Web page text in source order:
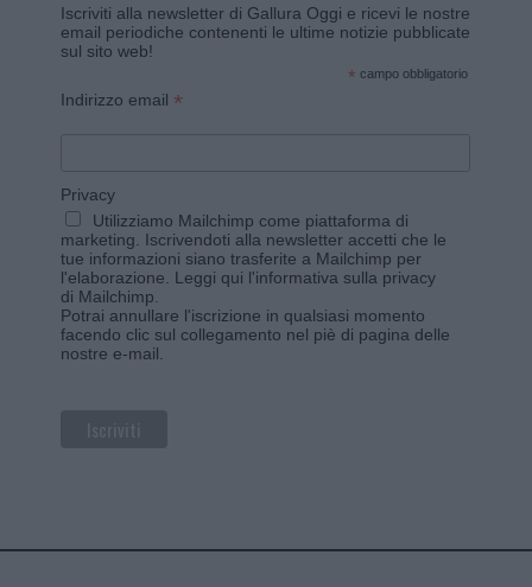
Iscriviti alla newsletter di Gallura Oggi e ricevi le nostre
email periodiche contenenti le ultime notizie pubblicate
sul sito web!
* campo obbligatorio
Indirizzo email *
Privacy
Utilizziamo Mailchimp come piattaforma di
marketing. Iscrivendoti alla newsletter accetti che le
tue informazioni siano trasferite a Mailchimp per
l'elaborazione. Leggi qui l'informativa sulla privacy
di Mailchimp
Potrai annullare l'iscrizione in qualsiasi momento
facendo clic sul collegamento nel piè di pagina delle
nostre e-mail.